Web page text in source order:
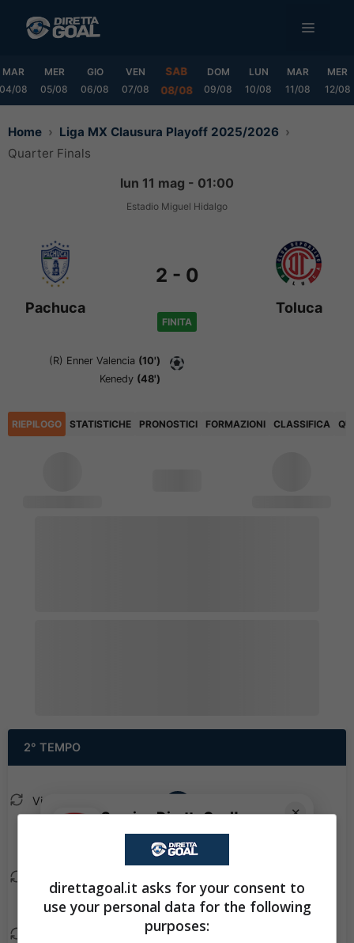
MENU
MAR
04/08
MER
05/08
GIO
06/08
VEN
07/08
SAB
08/08
DOM
09/08
LUN
10/08
MAR
11/08
MER
12/08
Home
Liga MX Clausura Playoff 2025/2026
Quarter Finals
lun 11 mag - 01:00
Estadio Miguel Hidalgo
Pachuca
2 - 0
FINITA
Toluca
(R) Enner Valencia (10')
Kenedy (48')
RIEPILOGO STATISTICHE PRONOSTICI FORMAZIONI CLASSIFICA
2° TEMPO
Victor Guzman esce, al
Rodriguez.
80'
posto Luis Quinones.
Enner Valencia esce, al
✕
Scarica DirettaGoal!
Partite e risultatiin tempo reale
Con i pronostici dei migliori Tipster!
Scarica su Google Play
direttagoal.it asks for your consent to
use your personal data for the following
purposes: